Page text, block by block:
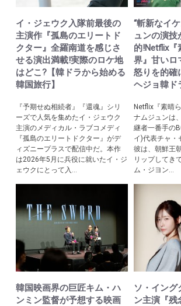
イ・ジェウク入隊前最後の
主演作『孤島のエリートド
クター』全羅南道を感じさ
せる演出満載!実際のロケ地
はどこ?【韓ドラから始める
韓国旅行】
『予期せぬ相続者』『還魂』シリ
ーズで人気を集めたイ・ジェウク
主演のメディカル・ラブコメディ
『孤島のエリートドクター』がデ
ィズニープラスで配信中だ。本作
は2026年5月に兵役に就いたイ・ジ
ェウクにとって入...
“斬新なイ
ュンの演技
的!Netflix『
界』甘いロ
怒りを的確
ヘジョ韓ド
Netflix『素晴
ナムジュンは
継者一番手の
イ)代表チャ・
彼は、朝鮮王
リップしてき
ム・ジヨン...
韓国映画界の巨匠キム・ハ
ンミン監督が予想する映画
ソ・イング
ン主演『残